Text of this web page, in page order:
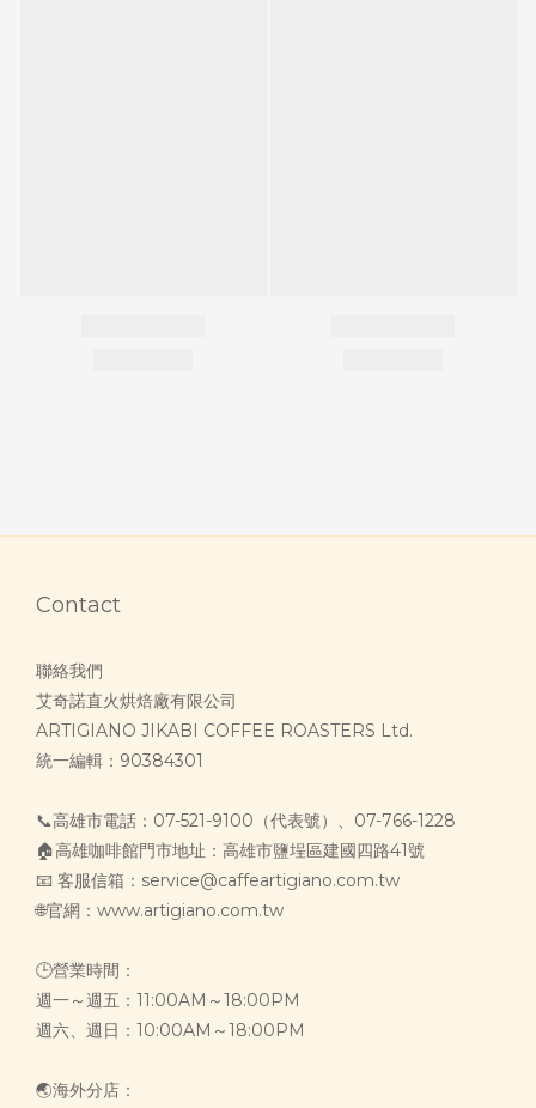
Contact
聯絡我們
艾奇諾直火烘焙廠有限公司
ARTIGIANO JIKABI COFFEE ROASTERS Ltd.
統一編輯：90384301
📞高雄市電話：07-521-9100（代表號）、07-766-1228
🏠高雄咖啡館門市地址：高雄市鹽埕區建國四路41號
📧 客服信箱：service@caffeartigiano.com.tw
🌐官網：www.artigiano.com.tw
🕒營業時間：
週一～週五：11:00AM～18:00PM
週六、週日：10:00AM～18:00PM
🌏海外分店：